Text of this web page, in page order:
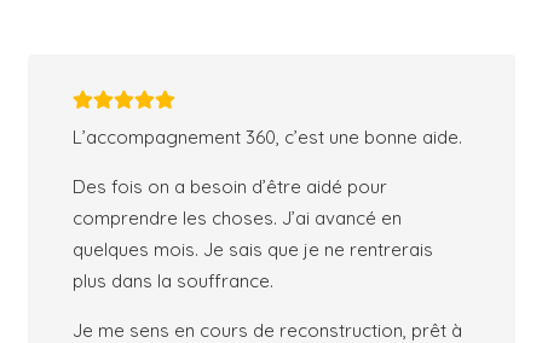
L’accompagnement 360, c’est une bonne aide.
Des fois on a besoin d’être aidé pour
comprendre les choses. J’ai avancé en
quelques mois. Je sais que je ne rentrerais
plus dans la souffrance.
Je me sens en cours de reconstruction, prêt à